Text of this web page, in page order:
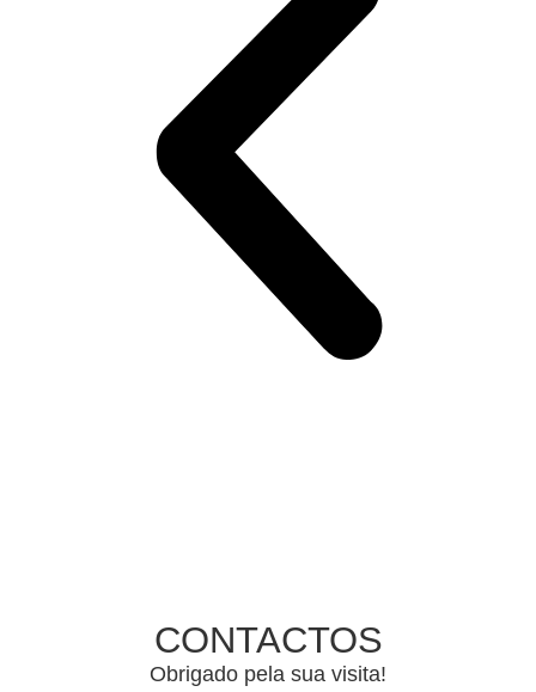
CONTACTOS
Obrigado pela sua visita!